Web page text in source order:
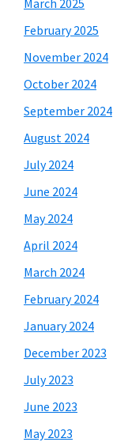
March 2025
February 2025
November 2024
October 2024
September 2024
August 2024
July 2024
June 2024
May 2024
April 2024
March 2024
February 2024
January 2024
December 2023
July 2023
June 2023
May 2023